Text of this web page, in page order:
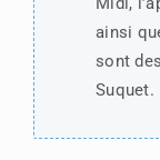
ainsi
sont
Suquet.